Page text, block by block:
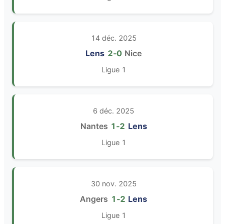
14 déc. 2025
Lens 2‑0 Nice
Ligue 1
6 déc. 2025
Nantes 1‑2 Lens
Ligue 1
30 nov. 2025
Angers 1‑2 Lens
Ligue 1